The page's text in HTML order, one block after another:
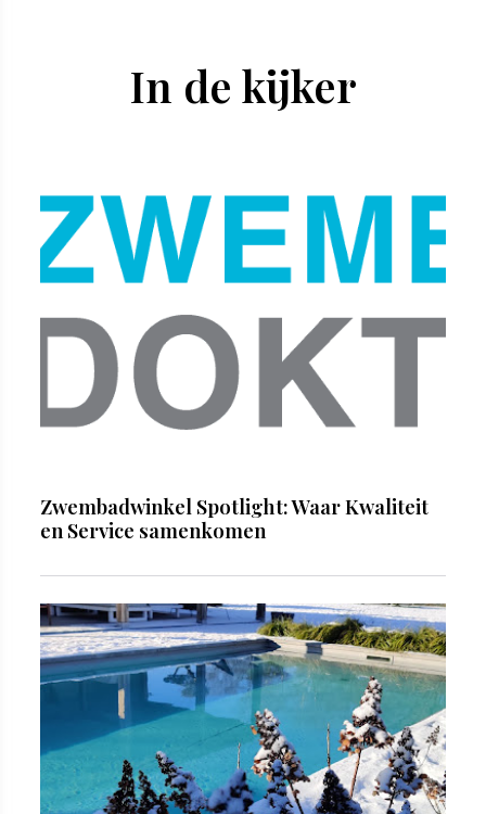
In de kijker
Zwembadwinkel Spotlight: Waar Kwaliteit
en Service samenkomen